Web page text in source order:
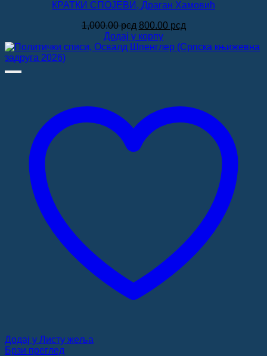
КРАТКИ СПОЈЕВИ, Драган Хамовић
1,000.00рсд Оригинална
цена
је
800.00 рсдТренутна
је:
Додај у корпу
Додај у Листу жеља
Брзи преглед